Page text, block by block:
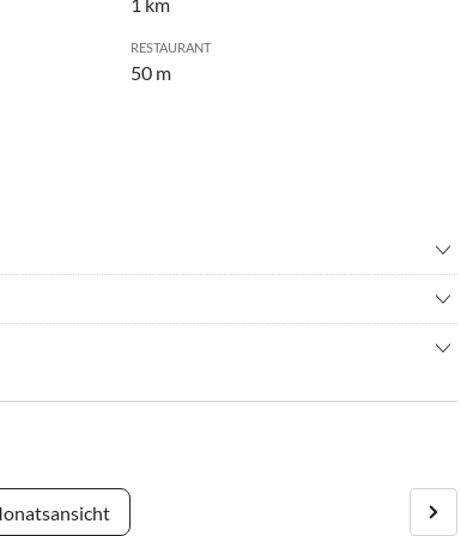
1 km
RESTAURANT
50 m
Fahrradverleih, den Anleger der Schifffahrtsgesellschaft,
nach ca. 20 km Mirow. In der Ortsmitte an der